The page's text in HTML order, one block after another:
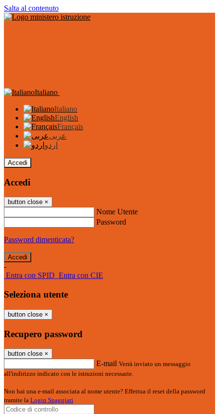
Salta al contenuto
Italiano
Italiano
English
Français
عربى
اردو
Accedi
Accedi
button close ×
Nome Utente
Password
Password dimenticata?
-
Entra con SPID Entra con CIE
Seleziona utente
button close ×
Recupero password
button close ×
E-mail Verrà inviato un messaggio
all'indirizzo indicato con le istruzioni necessarie.
Non hai una e-mail associata al nome utente? Effettua il reset della password
tramite la Login Spaggiari